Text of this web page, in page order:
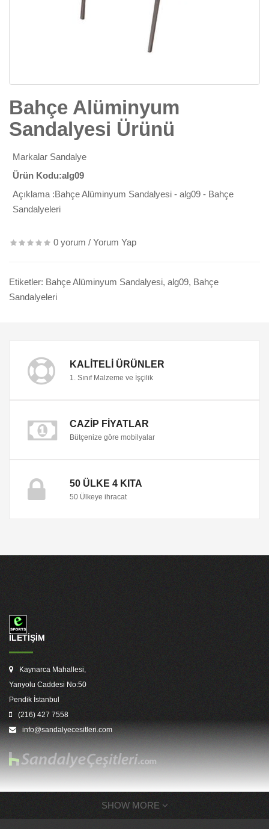
Bahçe Alüminyum
Sandalyesi Ürünü
Markalar Sandalye
Ürün Kodu:alg09
Açıklama :Bahçe Alüminyum Sandalyesi - alg09 - Bahçe
Sandalyeleri
0 yorum / Yorum Yap
Etiketler: Bahçe Alüminyum Sandalyesi, alg09, Bahçe
Sandalyeleri
KALITELI ÜRÜNLER
1. Sınıf Malzeme ve İşçilik
CAZIP FIYATLAR
Bütçenize göre mobilyalar
50 ÜLKE 4 KITA
50 Ülkeye ihracat
İLETİŞİM
Kaynarca Mahallesi,
Yanyolu Caddesi No:50
Pendik İstanbul
(216) 427 7558
info@sandalyecesitleri.com
SHOW MORE